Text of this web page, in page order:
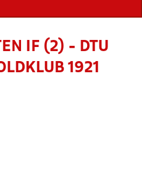
IF (2) - DTU
1921